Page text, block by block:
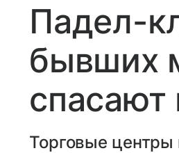
Падел-
бывших
спасают
Торговые центры